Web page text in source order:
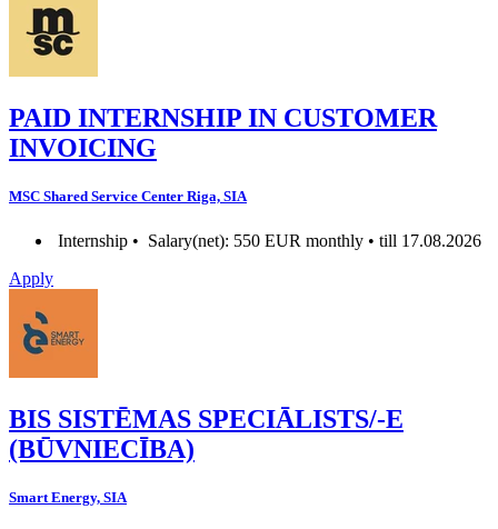
PAID INTERNSHIP IN CUSTOMER
INVOICING
MSC Shared Service Center Riga, SIA
Internship • Salary(net): 550 EUR monthly • till 17.08.2026
Apply
BIS SISTĒMAS SPECIĀLISTS/-E
(BŪVNIECĪBA)
Smart Energy, SIA